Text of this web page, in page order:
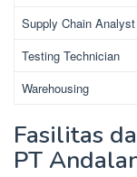
Supply Chain Analyst
Testing Technician
Warehousing
Fasilitas
PT